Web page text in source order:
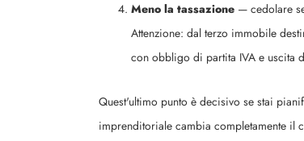
Meno la tassazione — cedolare
Attenzione: dal terzo immobile
con obbligo di partita IVA e uscita
Quest'ultimo punto è decisivo se stai
imprenditoriale cambia completamente il